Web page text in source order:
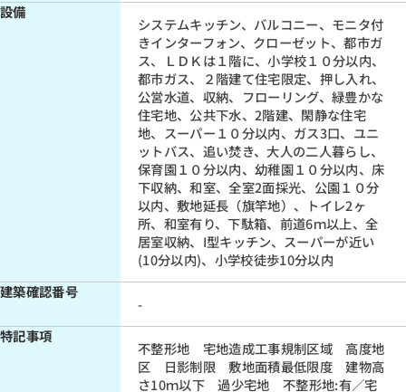
設備
システムキッチン、バルコニー、モニタ付
きインターフォン、クローゼット、都市ガ
ス、ＬＤＫは１階に、小学校１０分以内、
都市ガス、２階建て住宅限定、押し入れ、
公営水道、収納、フローリング、緑豊かな
住宅地、公共下水、2階建、閑静な住宅
地、スーパー１０分以内、ガス3口、ユニ
ットバス、追い焚き、大人の二人暮らし、
保育園１０分以内、幼稚園１０分以内、床
下収納、和室、全室2面採光、公園１０分
以内、敷地延長（旗竿地）、トイレ2ヶ
所、和室有り、下駄箱、前道6ｍ以上、全
居室収納、I型キッチン、スーパーが近い
(10分以内)、小学校徒歩10分以内
建築確認番号
-
特記事項
不整形地 宅地造成工事規制区域 高度地
区 日影制限 敷地面積最低限度 建物高
さ10ｍ以下 過少宅地 不整形地:有／宅